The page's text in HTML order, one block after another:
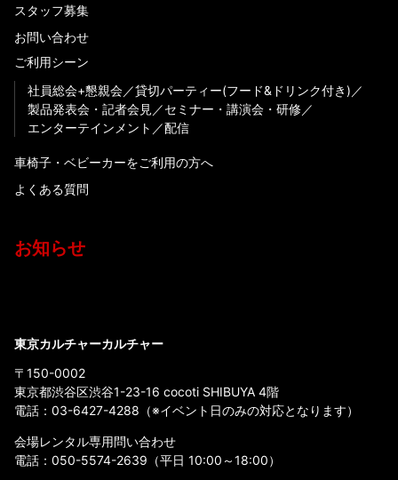
スタッフ募集
お問い合わせ
ご利用シーン
社員総会+懇親会
貸切パーティー(フード&ドリンク付き)
製品発表会・記者会見
セミナー・講演会・研修
エンターテインメント
配信
車椅子・ベビーカーをご利用の方へ
よくある質問
お知らせ
東京カルチャーカルチャー
〒150-0002
東京都渋谷区渋谷1-23-16 cocoti SHIBUYA 4階
電話： 03-6427-4288 （※イベント日のみの対応となります）
会場レンタル専用問い合わせ
電話： 050-5574-2639 （平日 10:00～18:00）